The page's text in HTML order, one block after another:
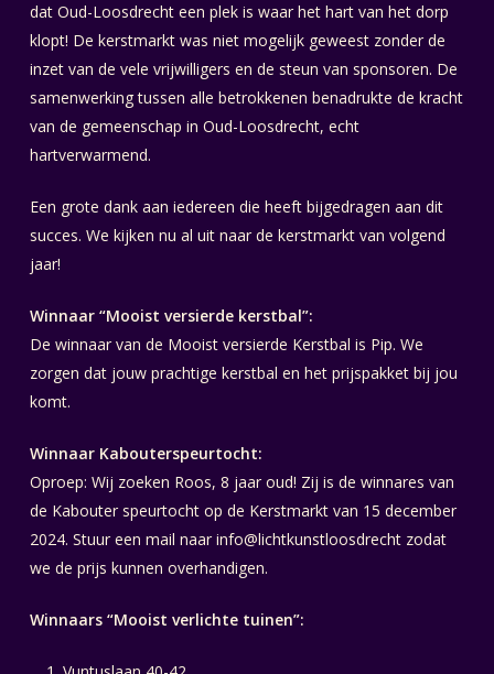
dat Oud-Loosdrecht een plek is waar het hart van het dorp
klopt! De kerstmarkt was niet mogelijk geweest zonder de
inzet van de vele vrijwilligers en de steun van sponsoren. De
samenwerking tussen alle betrokkenen benadrukte de kracht
van de gemeenschap in Oud-Loosdrecht, echt
hartverwarmend.
Een grote dank aan iedereen die heeft bijgedragen aan dit
succes. We kijken nu al uit naar de kerstmarkt van volgend
jaar!
Winnaar “Mooist versierde kerstbal”:
De winnaar van de Mooist versierde Kerstbal is Pip. We
zorgen dat jouw prachtige kerstbal en het prijspakket bij jou
komt.
Winnaar Kabouterspeurtocht:
Oproep: Wij zoeken Roos, 8 jaar oud! Zij is de winnares van
de Kabouter speurtocht op de Kerstmarkt van 15 december
2024. Stuur een mail naar info@lichtkunstloosdrecht zodat
we de prijs kunnen overhandigen.
Winnaars “Mooist verlichte tuinen”: